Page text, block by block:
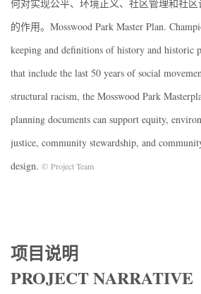
何对实现公平、环境正义、社区管理和社
的作用。Mosswood Park Master Plan.
keeping and definitions of history and historic
that include the last 50 years of social
structural racism, the Mosswood Park
planning documents can support equity,
justice, community stewardship, and
design. © Project Team
项目说明
PROJECT NARRATIVE